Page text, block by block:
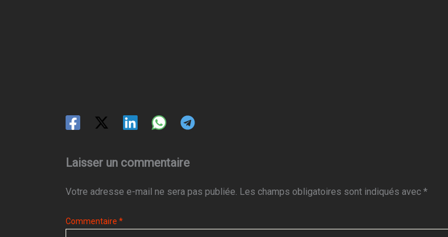
Laisser un commentaire
Votre adresse e-mail ne sera pas publiée. Les champs obligatoires sont indiqués avec *
Commentaire *